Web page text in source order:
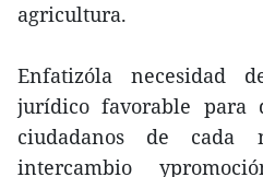
agricultura.
Enfatizóla necesidad
jurídico favorable para
ciudadanos de cada
intercambio